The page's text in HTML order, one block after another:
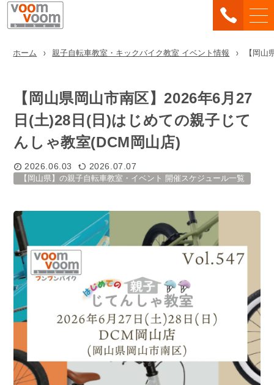
ホーム 親子自転車教室・キックバイク教室 イベント情報 【岡
【岡山県岡山市南区】2026年6月27
日(土)28日(日)はじめての親子じて
んしゃ教室(DCM岡山店)
2026.06.03 2026.07.07
【岡山県】の親子自転車教室・イベント 開催スケジュール一覧